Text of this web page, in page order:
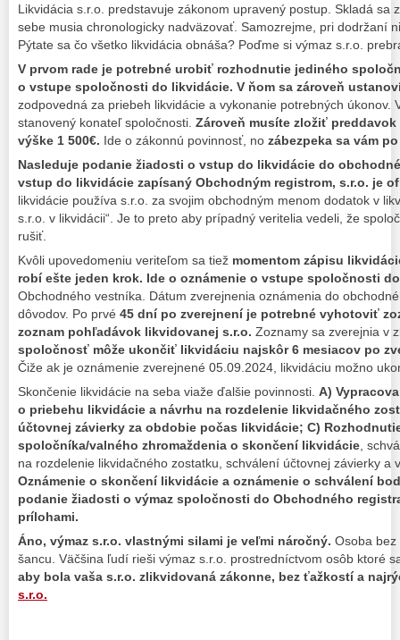
Likvidácia s.r.o. predstavuje zákonom upravený postup. Skladá sa
sebe musia chronologicky nadväzovať. Samozrejme, pri dodržaní
Pýtate sa čo všetko likvidácia obnáša? Poďme si výmaz s.r.o.
V prvom rade je potrebné urobiť rozhodnutie jediného
o vstupe spoločnosti do likvidácie. V ňom sa zároveň
zodpovedná za priebeh likvidácie a vykonanie potrebných úkonov.
stanovený konateľ spoločnosti. Zároveň musíte zložiť
výške 1 500€. Ide o zákonnú povinnosť, no zábezpeka sa vám
Nasleduje podanie žiadosti o vstup do likvidácie do
vstup do likvidácie zapísaný Obchodným registrom, s.r.o. je
likvidácie používa s.r.o. za svojim obchodným menom dodatok v
s.r.o. v likvidácii“. Je to preto aby prípadný veritelia vedeli, že
rušiť.
Kvôli upovedomeniu veriteľom sa tiež momentom zápisu
robí ešte jeden krok. Ide o oznámenie o vstupe spoločnosti
Obchodného vestníka. Dátum zverejnenia oznámenia do
dôvodov. Po prvé 45 dní po zverejnení je potrebné vyhotoviť
zoznam pohľadávok likvidovanej s.r.o. Zoznamy sa zverejnia v
spoločnosť môže ukončiť likvidáciu najskôr 6 mesiacov po
Čiže ak je oznámenie zverejnené 05.09.2024, likvidáciu možno
Skončenie likvidácie na seba viaže ďalšie povinnosti. A)
o priebehu likvidácie a návrhu na rozdelenie likvidačného
účtovnej závierky za obdobie počas likvidácie; C)
spoločníka/valného zhromaždenia o skončení likvidácie,
na rozdelenie likvidačného zostatku, schválení účtovnej závierky a
Oznámenie o skončení likvidácie a oznámenie o schválení
podanie žiadosti o výmaz spoločnosti do Obchodného
prílohami.
Áno, výmaz s.r.o. vlastnými silami je veľmi náročný. Osoba
šancu. Väčšina ľudí rieši výmaz s.r.o. prostredníctvom osôb ktoré
aby bola vaša s.r.o. zlikvidovaná zákonne, bez ťažkostí a
s.r.o.